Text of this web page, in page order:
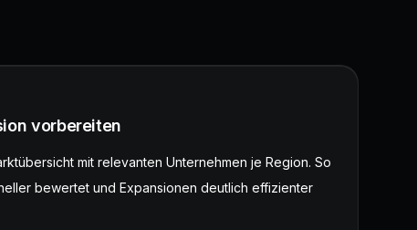
vorbereiten
mit relevanten Unternehmen je Region. So
bewertet und Expansionen deutlich effizienter